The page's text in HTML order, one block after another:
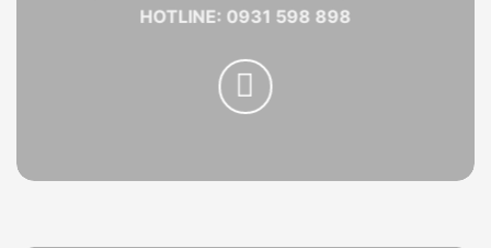
HOTLINE: 0931 598 898